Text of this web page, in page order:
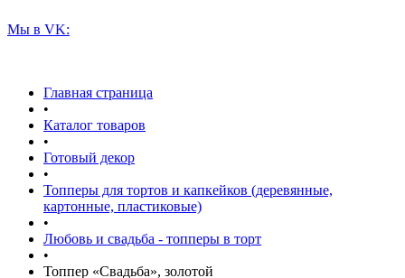
Мы в VK:
Главная страница
•
Каталог товаров
•
Готовый декор
•
Топперы для тортов и капкейков (деревянные,
картонные, пластиковые)
•
Любовь и свадьба - топперы в торт
•
Топпер «Свадьба», золотой